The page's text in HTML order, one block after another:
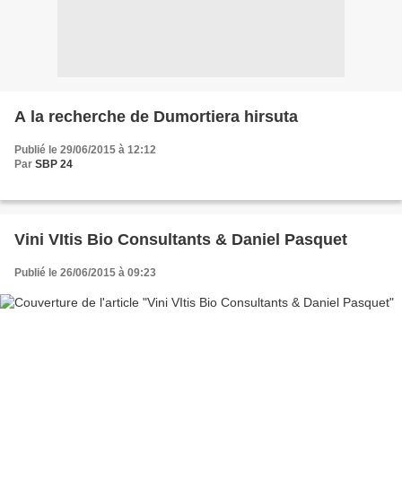
A la recherche de Dumortiera hirsuta
Publié le 29/06/2015 à 12:12
Par SBP 24
Vini VItis Bio Consultants & Daniel Pasquet
Publié le 26/06/2015 à 09:23